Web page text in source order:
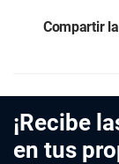
Compartir
¡Recibe
en tus